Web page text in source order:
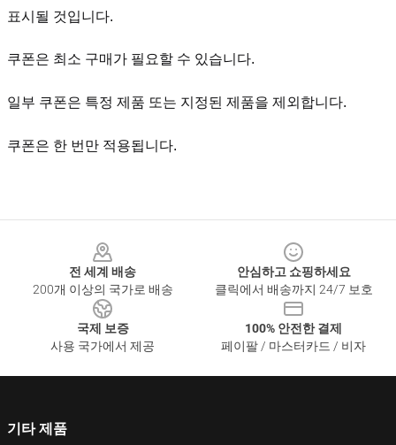
표시될 것입니다.
쿠폰은 최소 구매가 필요할 수 있습니다.
일부 쿠폰은 특정 제품 또는 지정된 제품을 제외합니다.
쿠폰은 한 번만 적용됩니다.
전 세계 배송
200개 이상의 국가로 배송
안심하고 쇼핑하세요
클릭에서 배송까지 24/7 보호
국제 보증
사용 국가에서 제공
100% 안전한 결제
페이팔 / 마스터카드 / 비자
기타 제품